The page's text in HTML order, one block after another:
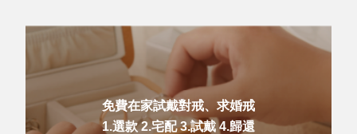
免費在家試戴對戒、求婚戒
1.選款 2.宅配 3.試戴 4.歸還